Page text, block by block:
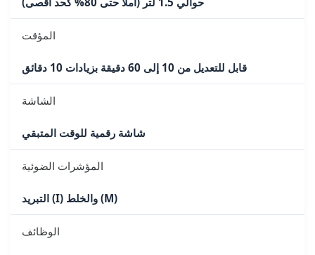
المؤقت
قابل للتعديل من 10 إلى 60 دقيقة بزيادات 10 دقائق
الشاشة
شاشة رقمية للوقت المتبقي
المؤشرات الضوئية
التبريد (I) والخلط (M)
الوظائف